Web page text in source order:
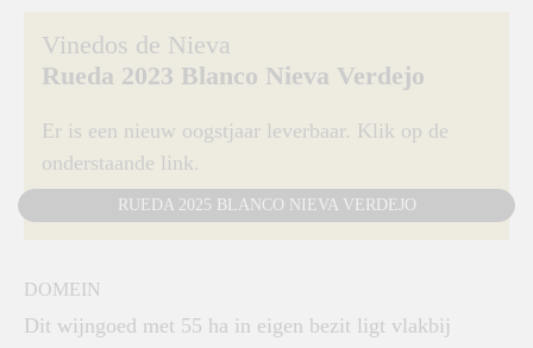
Vinedos de Nieva
Rueda 2023 Blanco Nieva Verdejo
Er is een nieuw oogstjaar leverbaar. Klik op de
onderstaande link.
RUEDA 2025 BLANCO NIEVA VERDEJO
DOMEIN
Dit wijngoed met 55 ha in eigen bezit ligt vlakbij